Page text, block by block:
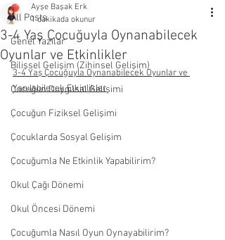
All Posts
Genel Yazılar
Bilişsel Gelişim (Zihinsel Gelişim)
Çocuğun Duygusal Gelişimi
Çocuğun Fiziksel Gelişimi
Çocuklarda Sosyal Gelişim
Çocuğumla Ne Etkinlik Yapabilirim?
Okul Çağı Dönemi
Okul Öncesi Dönemi
Çocuğumla Nasıl Oyun Oynayabilirim?
3-4 Yaş Çocuğuyla Oynanabilecek
Oyunlar ve Etkinlikler
Ayşe Başak Erk
1 dakikada okunur
3-4 Yaş Çocuğuyla Oynanabilecek Oyunlar ve
Yapılabilecek Etkinlikler